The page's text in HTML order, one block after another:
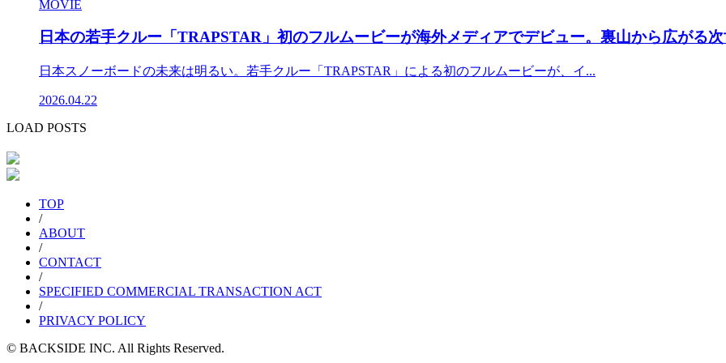
MOVIE
日本の若手クルー「TRAPSTAR」初のフルムービーが海外メディアでデビュー。裏山から広がる
日本スノーボードの未来は明るい。若手クルー「TRAPSTAR」による初のフルムービーが、イ...
2026.04.22
LOAD POSTS
TOP
/
ABOUT
/
CONTACT
/
SPECIFIED COMMERCIAL TRANSACTION ACT
/
PRIVACY POLICY
© BACKSIDE INC. All Rights Reserved.